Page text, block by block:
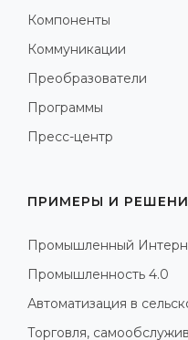
Компоненты
Коммуникации
Преобразователи
Программы
Пресс-центр
ПРИМЕРЫ И
Промышленный
Промышленность 4.0
Автоматизация в
Торговля,